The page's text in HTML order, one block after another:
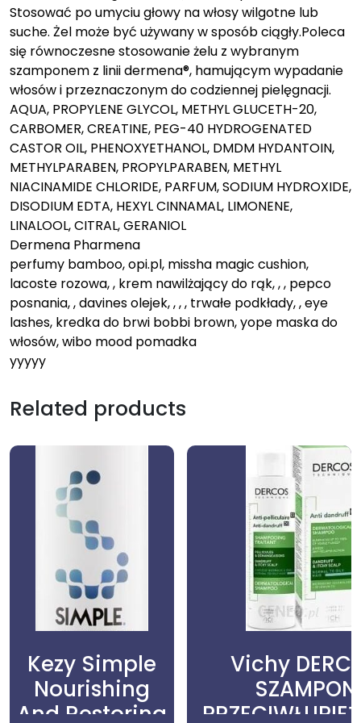
Stosować po umyciu głowy na włosy wilgotne lub
suche. Żel może być używany w sposób ciągły.Poleca
się równoczesne stosowanie żelu z wybranym
szamponem z linii dermena®, hamującym wypadanie
włosów i przeznaczonym do codziennej pielęgnacji.
AQUA, PROPYLENE GLYCOL, METHYL GLUCETH-20,
CARBOMER, CREATINE, PEG-40 HYDROGENATED
CASTOR OIL, PHENOXYETHANOL, DMDM HYDANTOIN,
METHYLPARABEN, PROPYLPARABEN, METHYL
NIACINAMIDE CHLORIDE, PARFUM, SODIUM HYDROXIDE,
DISODIUM EDTA, HEXYL CINNAMAL, LIMONENE,
LINALOOL, CITRAL, GERANIOL
Dermena Pharmena
perfumy bamboo, opi.pl, missha magic cushion,
lacoste rozowa, , krem nawilżający do rąk, , , pepco
posnania, , davines olejek, , , , trwałe podkłady, , eye
lashes, kredka do brwi bobbi brown, yope maska do
włosów, wibo mood pomadka
yyyyy
Related products
Kezy Simple
Nourishing
And Restoring
Vichy
SZAMPON